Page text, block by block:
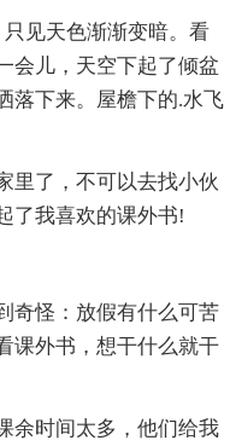
见天色渐渐变暗。看
会儿，天空下起了倾盆
落下来。屋檐下的.水飞
里了，不可以去找小伙
了我喜欢的课外书!
奇怪：放假有什么可苦
课外书，想干什么就干
余时间太多，他们给我